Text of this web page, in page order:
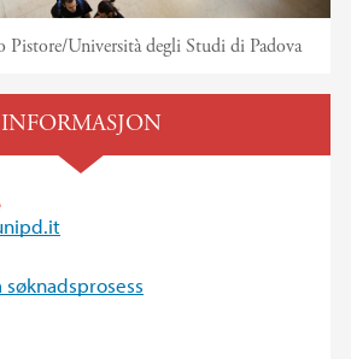
Università degli Studi di Padova
INFORMASJON